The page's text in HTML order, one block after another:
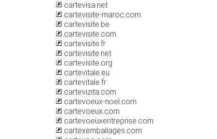
cartevisa.net
cartevisite-maroc.com
cartevisite.be
cartevisite.com
cartevisite.fr
cartevisite.net
cartevisite.org
cartevitale.eu
cartevitale.fr
cartevizita.com
cartevoeux-noel.com
cartevoeux.com
cartevoeuxentreprise.com
cartexemballages.com